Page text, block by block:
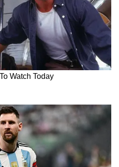
বিনামূল্যে
বা আপনার কোনও
একেবারেই ভয় পাবেন
বা রেলের হেল্পলাইন
চিকিৎসা বা ডাক্তারি
সেইসঙ্গে, দেশের
স্টেশনে রেল এই মুহূর্তে
মাধ্যমে বিনামূল্যে Wi-
ঢুকে আপনার মোবাইল